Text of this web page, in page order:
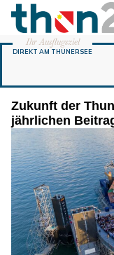
Zukunft der
jährlichen